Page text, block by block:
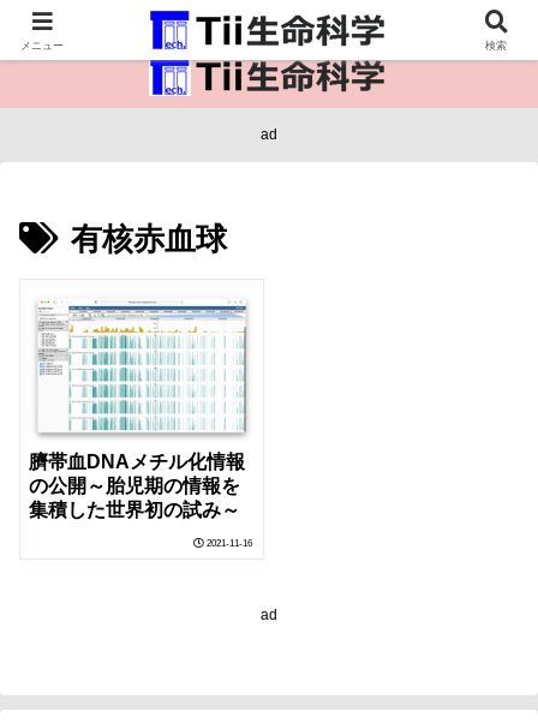
医療保健・生命・生物の情報インフラ。
ad
有核赤血球
臍帯血DNAメチル化情報
の公開～胎児期の情報を
集積した世界初の試み～
2021-11-16
ad
メニュー 検索